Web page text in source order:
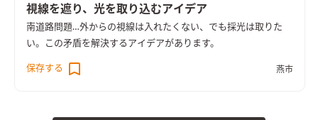
視線を遮り、光を取り込むアイデア
南道路問題…外からの視線は入れたくない、でも採光は取りた
い。この矛盾を解決するアイデアがあります。
保存する 燕市